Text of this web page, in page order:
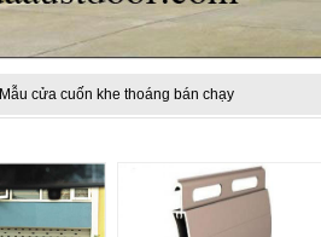
Mẫu cửa cuốn khe thoáng bán chạy